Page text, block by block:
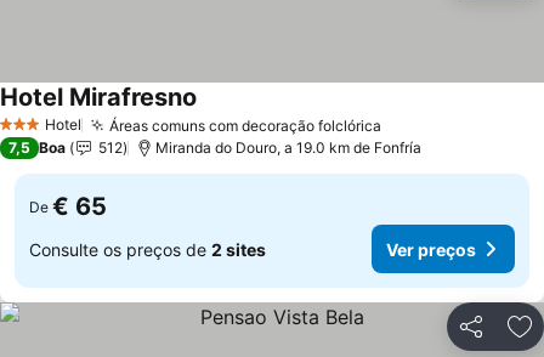
3 EstrelasHotel Áreas comuns com decoração folclórica
Hotel Mirafresno
7,5 Boa 512 Miranda do Douro, a 19.0 km de Fonfría
De € 65
Consulte os preços de 2 sites Ver preços
Partilhar